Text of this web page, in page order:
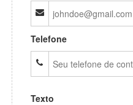
Telefone
Texto